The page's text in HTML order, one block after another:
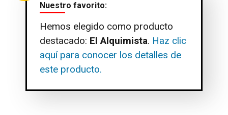
Nuestro favorito:
Hemos elegido como producto
destacado: El Alquimista. Haz clic
aquí para conocer los detalles de
este producto.